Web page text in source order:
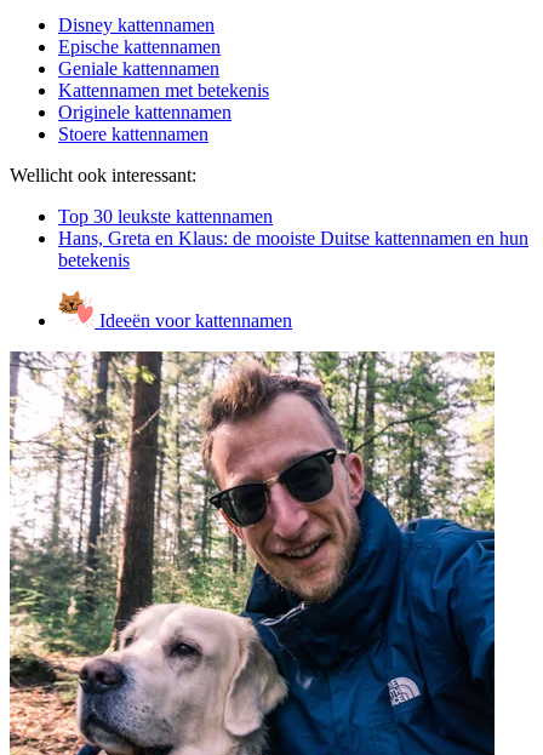
Disney kattennamen
Epische kattennamen
Geniale kattennamen
Kattennamen met betekenis
Originele kattennamen
Stoere kattennamen
Wellicht ook interessant:
Top 30 leukste kattennamen
Hans, Greta en Klaus: de mooiste Duitse kattennamen en hun
betekenis
Ideeën voor kattennamen